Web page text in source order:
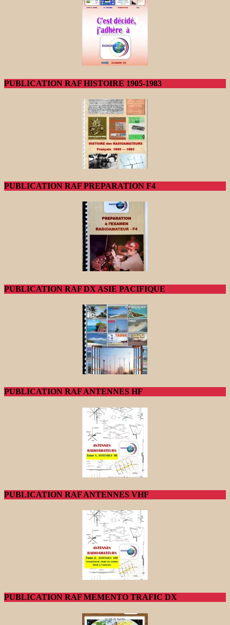
PUBLICATION RAF HISTOIRE 1905-1983
PUBLICATION RAF PREPARATION F4
PUBLICATION RAF DX ASIE PACIFIQUE
PUBLICATION RAF ANTENNES HF
PUBLICATION RAF ANTENNES VHF
PUBLICATION RAF MEMENTO TRAFIC DX